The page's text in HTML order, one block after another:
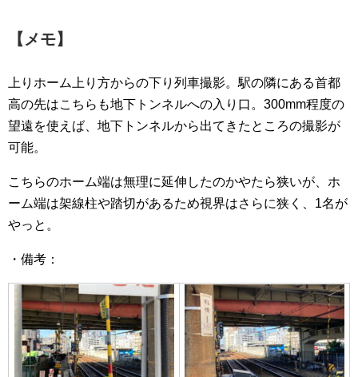
【メモ】
上りホーム上り方からの下り列車撮影。駅の隣にある首都
高の先はこちらも地下トンネルへの入り口。300mm程度の
望遠を使えば、地下トンネルから出てきたところの撮影が
可能。
こちらのホーム端は無理に延伸したのかやたら狭いが、ホ
ーム端は架線柱や踏切があるため視界はさらに狭く、1名が
やっと。
・備考：